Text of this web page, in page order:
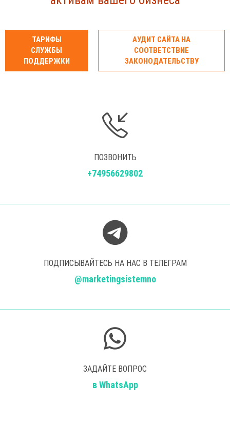
начнёте процесс, тем больше у нас инструментов
для решения проблемы.
ТАРИФЫ
СЛУЖБЫ
ПОДДЕРЖКИ
АУДИТ САЙТА НА
СООТВЕТСТВИЕ
ЗАКОНОДАТЕЛЬСТВУ
ПОЗВОНИТЬ
+74956629802
ПОДПИСЫВАЙТЕСЬ НА НАС В ТЕЛЕГРАМ
@marketingsistemno
ЗАДАЙТЕ ВОПРОС
в WhatsApp